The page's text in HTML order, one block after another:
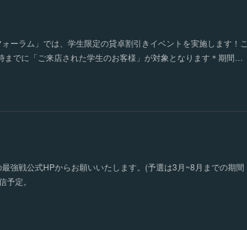
ーラム」では、学生限定の貸卓割引きイベントを実施します！こ
でに「ご来店された学生のお客様」が対象となります＊期間…
強戦公式HPからお願いいたします。(予選は3月~8月までの期間
定。